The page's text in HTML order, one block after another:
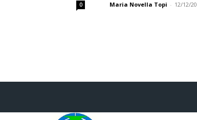
0 Maria Novella Topi - 12/12/